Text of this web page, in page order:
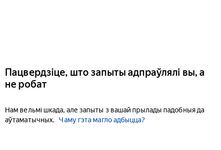
Пацвердзіце, што запыты адпраўлялі вы, а
не робат
Нам вельмі шкада, але запыты з вашай прылады падобныя да
аўтаматычных.
Чаму гэта магло адбыцца?